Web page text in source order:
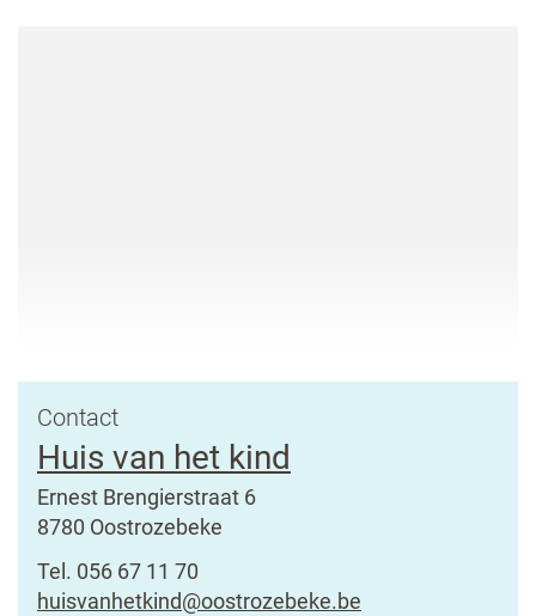
Contact
Huis van het kind
Adres
Ernest Brengierstraat 6
,8780 Oostrozebeke
Tel. 056 67 11 70
E-
huisvanhetkind@oostrozebeke.be